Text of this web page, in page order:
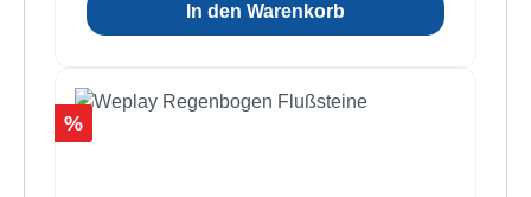
In den Warenkorb
Rabatt
%